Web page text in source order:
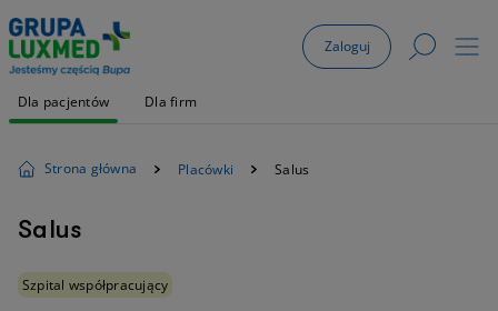
Zaloguj
Dla pacjentów Dla firm
Strona główna Placówki Salus
Salus
Szpital współpracujący